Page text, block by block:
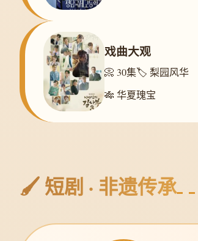
戏曲大观
📀 30集🏷️ 梨园风华
🎋 华夏瑰宝
🖌️ 短剧 · 非遗传承